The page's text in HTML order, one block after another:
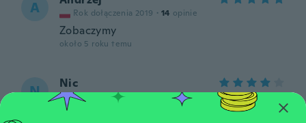
A Rok dołączenia 2019 · 14 opinie
Zobaczymy
około 5 roku temu
N Nic
Rok dołączenia 2021 opinie
przesłane
około 5 roku temu